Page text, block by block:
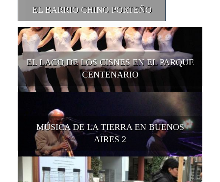
EL BARRIO CHINO PORTEÑO
EL LAGO DE LOS CISNES EN EL PARQUE
CENTENARIO
MÚSICA DE LA TIERRA EN BUENOS
AIRES 2